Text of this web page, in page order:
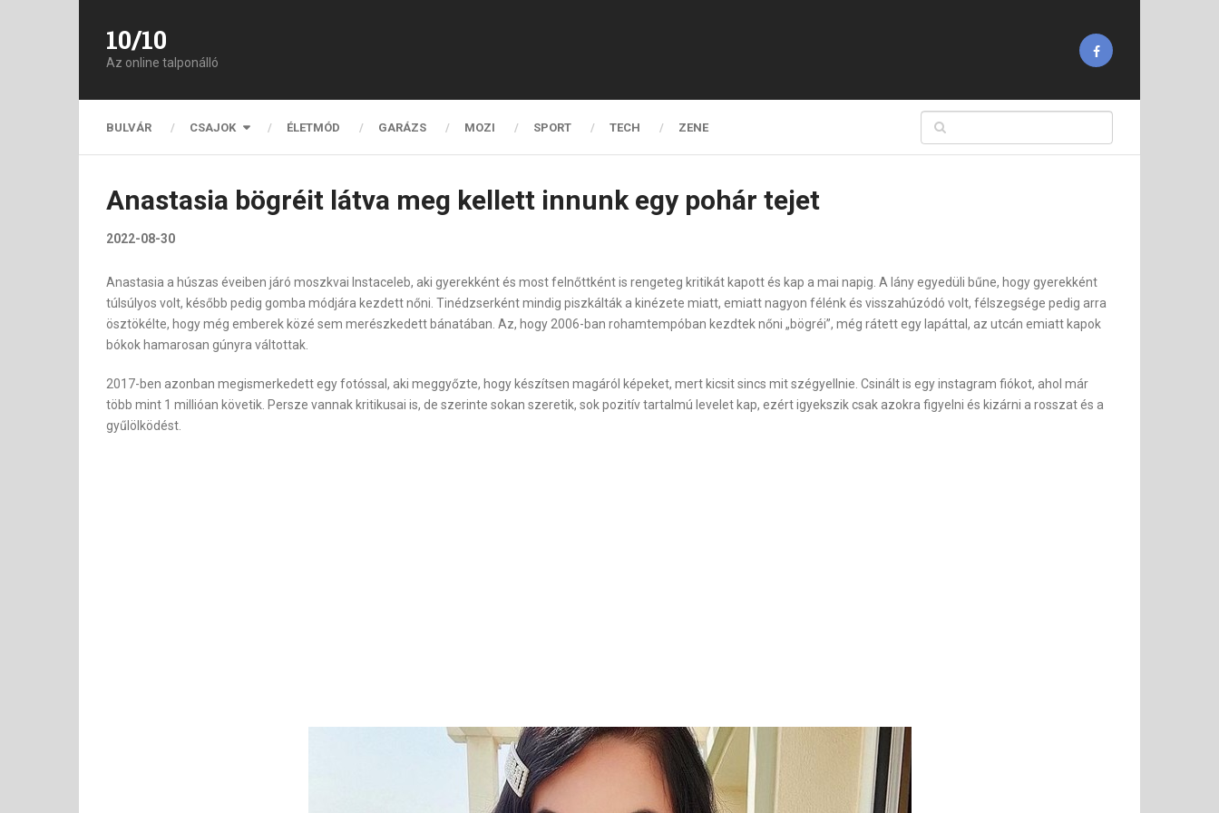
10/10
Az online talponálló
BULVÁR CSAJOK ÉLETMÓD GARÁZS MOZI SPORT TECH ZENE
Anastasia bögréit látva meg kellett innunk egy pohár tejet
2022-08-30
Anastasia a húszas éveiben járó moszkvai Instaceleb, aki gyerekként és most felnőttként is rengeteg kritikát kapott és kap a mai napig. A lány egyedüli bűne, hogy gyerekként
túlsúlyos volt, később pedig gomba módjára kezdett nőni. Tinédzserként mindig piszkálták a kinézete miatt, emiatt nagyon félénk és visszahúzódó volt, félszegsége pedig arra
ösztökélte, hogy még emberek közé sem merészkedett bánatában. Az, hogy 2006-ban rohamtempóban kezdtek nőni „bögréi”, még rátett egy lapáttal, az utcán emiatt kapok
bókok hamarosan gúnyra váltottak.
2017-ben azonban megismerkedett egy fotóssal, aki meggyőzte, hogy készítsen magáról képeket, mert kicsit sincs mit szégyellnie. Csinált is egy instagram fiókot, ahol már
több mint 1 millióan követik. Persze vannak kritikusai is, de szerinte sokan szeretik, sok pozitív tartalmú levelet kap, ezért igyekszik csak azokra figyelni és kizárni a rosszat és a
gyűlölködést.